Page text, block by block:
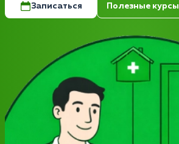
Записаться Полезные курсы